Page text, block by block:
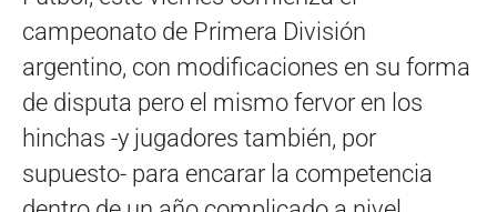
campeonato de Primera División
argentino, con modificaciones en su forma
de disputa pero el mismo fervor en los
hinchas -y jugadores también, por
supuesto- para encarar la competencia